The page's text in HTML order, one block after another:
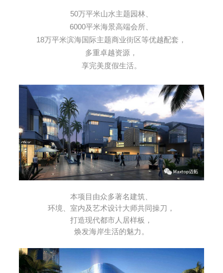
50万平米山水主题园林、
6000平米海景高端会所、
18万平米滨海国际主题商业街区等优越配套，
多重卓越资源，
享完美度假生活。
本项目由众多著名建筑、
环境、室内及艺术设计大师共同操刀，
打造现代都市人居样板，
焕发海岸生活的魅力。